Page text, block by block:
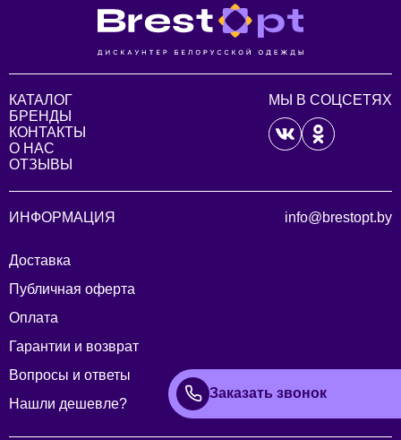
КАТАЛОГ
БРЕНДЫ
КОНТАКТЫ
О НАС
ОТЗЫВЫ
МЫ В СОЦСЕТЯХ
ИНФОРМАЦИЯ
Доставка
Публичная оферта
Оплата
Гарантии и возврат
Вопросы и ответы
Нашли дешевле?
info@brestopt.by
Заказать звонок